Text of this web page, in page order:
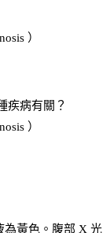
）
疾病有關？
）
為黃色。腹部 X 光